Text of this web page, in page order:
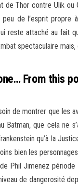
de Thor contre Ulik
peu de l’esprit
reste attaché au fait
spectaculaire
From this
de montrer que les
Batman, que cela ne
qu’à la
bien les
Phil Jimenez période
de dangerosité